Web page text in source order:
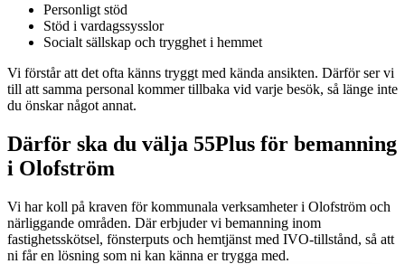
Personligt stöd
Stöd i vardagssysslor
Socialt sällskap och trygghet i hemmet
Vi förstår att det ofta känns tryggt med kända ansikten. Därför ser vi
till att samma personal kommer tillbaka vid varje besök, så länge inte
du önskar något annat.
Därför ska du välja 55Plus för bemanning
i Olofström
Vi har koll på kraven för kommunala verksamheter i Olofström och
närliggande områden. Där erbjuder vi bemanning inom
fastighetsskötsel, fönsterputs och hemtjänst med IVO-tillstånd, så att
ni får en lösning som ni kan känna er trygga med.